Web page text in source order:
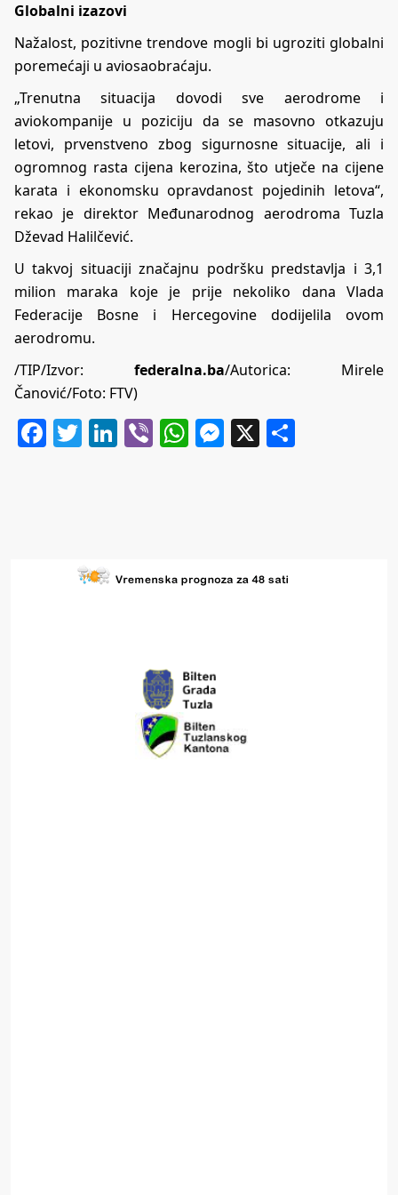
Globalni izazovi
Nažalost, pozitivne trendove mogli bi ugroziti globalni
poremećaji u aviosaobraćaju.
„Trenutna situacija dovodi sve aerodrome i
aviokompanije u poziciju da se masovno otkazuju
letovi, prvenstveno zbog sigurnosne situacije, ali i
ogromnog rasta cijena kerozina, što utječe na cijene
karata i ekonomsku opravdanost pojedinih letova“,
rekao je direktor Međunarodnog aerodroma Tuzla
Dževad Halilčević.
U takvoj situaciji značajnu podršku predstavlja i 3,1
milion maraka koje je prije nekoliko dana Vlada
Federacije Bosne i Hercegovine dodijelila ovom
aerodromu.
/TIP/Izvor: federalna.ba/Autorica: Mirele
Čanović/Foto: FTV)
Facebook
Twitter
LinkedIn
ViberWhatsApp
Messenger
X